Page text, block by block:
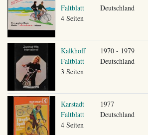
Faltblatt
4 Seiten
Deutschland
Kalkhoff
Faltblatt
3 Seiten
1970 - 1979
Deutschland
Karstadt
Faltblatt
4 Seiten
1977
Deutschland